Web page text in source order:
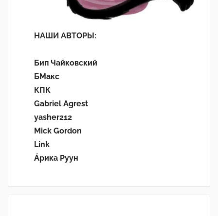
НАШИ АВТОРЫ:
Бип Чайковский
БМакс
КПК
Gabriel Agrest
yasher212
Mick Gordon
Link
Áрика Руун